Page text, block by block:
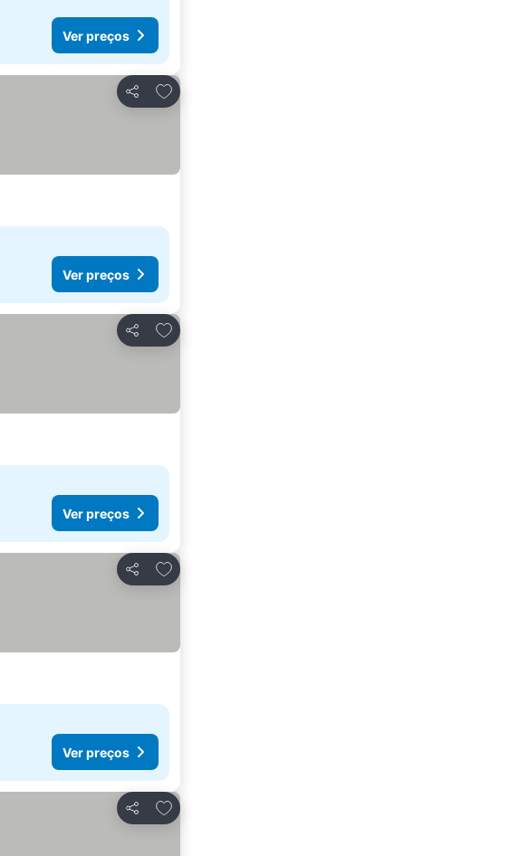
Ver preços
Partilhar
Adicionar aos favoritos
Ver preços
Partilhar
Adicionar aos favoritos
Ver preços
Partilhar
Adicionar aos favoritos
Ver preços
Partilhar
Adicionar aos favoritos